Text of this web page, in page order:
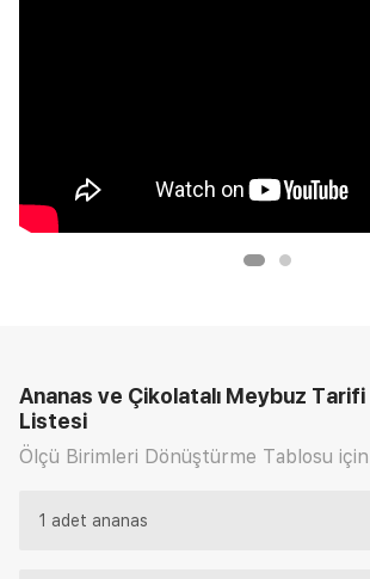
Ananas ve Çikolatalı Meybuz Tarifi
Listesi
Ölçü Birimleri Dönüştürme Tablosu için
1 adet ananas